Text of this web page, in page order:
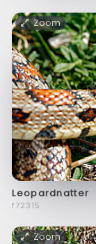
Zoom
Leopardnatter
f72315
Zoom